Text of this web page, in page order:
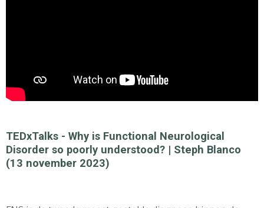
TEDxTalks - Why is Functional Neurological
Disorder so poorly understood? | Steph Blanco
(13 november 2023)